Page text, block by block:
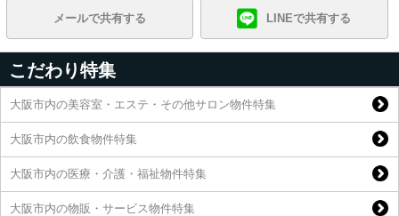
メールで共有する LINEで共有する
こだわり特集
大阪市内の美容室・エステ・その他サロン物件特集
大阪市内の飲食物件特集
大阪市内の医療・介護・福祉物件特集
大阪市内の物販・サービス物件特集